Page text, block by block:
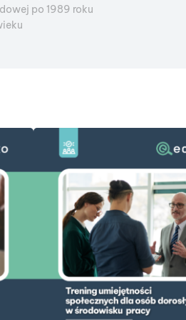
po 1989 roku
DODAJ DO KOSZYKA